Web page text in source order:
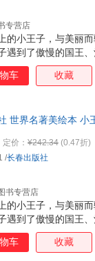
的小王子，与美丽
遇到了傲慢的国王
来到地球上，试图
狐狸，于是奇妙而
专营店
车 收藏
世界名著美绘本 小
票！
的小王子，与美丽
遇到了傲慢的国王
来到地球上，试图
狐狸，于是奇妙而
定价： ¥242.34 (0.47折)
书专营店
/长春出版社
车 收藏